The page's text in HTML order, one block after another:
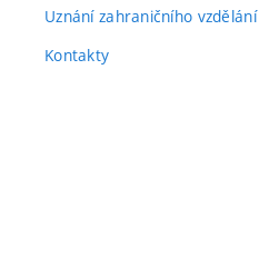
Uznání zahraničního vzdělání
Kontakty